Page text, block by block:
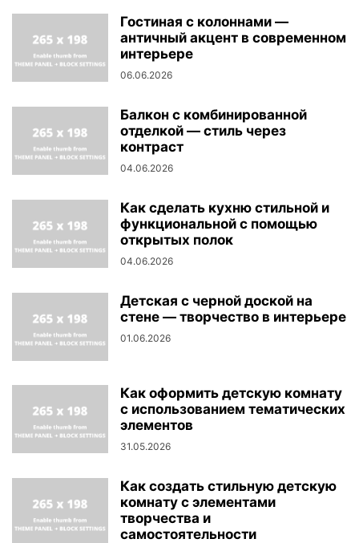
Гостиная с колоннами —
античный акцент в современном
интерьере
06.06.2026
Балкон с комбинированной
отделкой — стиль через
контраст
04.06.2026
Как сделать кухню стильной и
функциональной с помощью
открытых полок
04.06.2026
Детская с черной доской на
стене — творчество в интерьере
01.06.2026
Как оформить детскую комнату
с использованием тематических
элементов
31.05.2026
Как создать стильную детскую
комнату с элементами
творчества и
самостоятельности